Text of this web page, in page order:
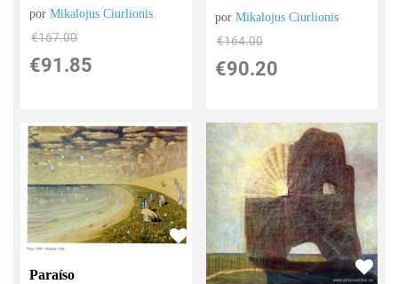
porMikalojus Ciurlionis
€167.00
€91.85
porMikalojus Ciurlionis
€164.00
€90.20
Paraíso